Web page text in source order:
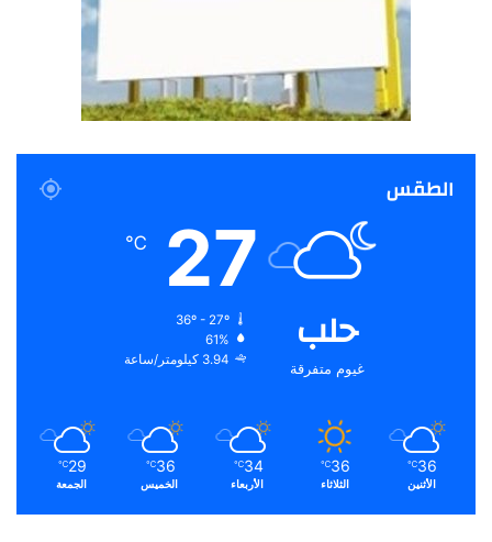
الطقس
حلب
غيوم متفرقة
27
℃
36º - 27º
61%
3.94 كيلومتر/ساعة
36
℃
الأثنين
36
℃
الثلاثاء
34
℃
الأربعاء
36
℃
الخميس
29
℃
الجمعة